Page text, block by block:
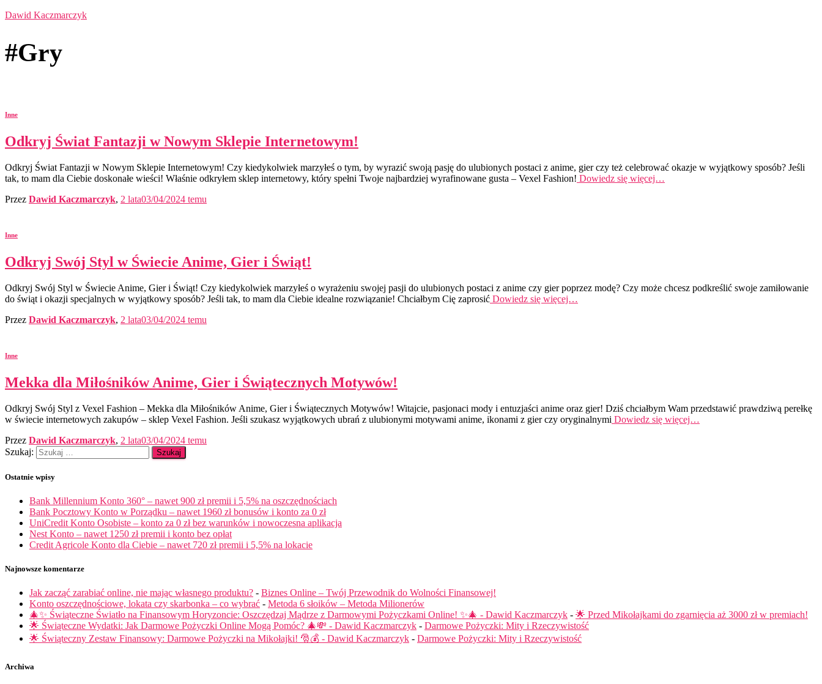
Dawid Kaczmarczyk
#Gry
Inne
Odkryj Świat Fantazji w Nowym Sklepie Internetowym!
Odkryj Świat Fantazji w Nowym Sklepie Internetowym! Czy kiedykolwiek marzyłeś o tym, by wyrazić swoją pasję do ulubionych postaci z anime, gier czy też celebrować okazje w wyjątkowy sposób? Jeśli
tak, to mam dla Ciebie doskonałe wieści! Właśnie odkryłem sklep internetowy, który spełni Twoje najbardziej wyrafinowane gusta – Vexel Fashion! Dowiedz się więcej…
Przez Dawid Kaczmarczyk, 2 lata03/04/2024 temu
Inne
Odkryj Swój Styl w Świecie Anime, Gier i Świąt!
Odkryj Swój Styl w Świecie Anime, Gier i Świąt! Czy kiedykolwiek marzyłeś o wyrażeniu swojej pasji do ulubionych postaci z anime czy gier poprzez modę? Czy może chcesz podkreślić swoje zamiłowanie
do świąt i okazji specjalnych w wyjątkowy sposób? Jeśli tak, to mam dla Ciebie idealne rozwiązanie! Chciałbym Cię zaprosić Dowiedz się więcej…
Przez Dawid Kaczmarczyk, 2 lata03/04/2024 temu
Inne
Mekka dla Miłośników Anime, Gier i Świątecznych Motywów!
Odkryj Swój Styl z Vexel Fashion – Mekka dla Miłośników Anime, Gier i Świątecznych Motywów! Witajcie, pasjonaci mody i entuzjaści anime oraz gier! Dziś chciałbym Wam przedstawić prawdziwą perełkę
w świecie internetowych zakupów – sklep Vexel Fashion. Jeśli szukasz wyjątkowych ubrań z ulubionymi motywami anime, ikonami z gier czy oryginalnymi Dowiedz się więcej…
Przez Dawid Kaczmarczyk, 2 lata03/04/2024 temu
Szukaj:
Ostatnie wpisy
Bank Millennium Konto 360° – nawet 900 zł premii i 5,5% na oszczędnościach
Bank Pocztowy Konto w Porządku – nawet 1960 zł bonusów i konto za 0 zł
UniCredit Konto Osobiste – konto za 0 zł bez warunków i nowoczesna aplikacja
Nest Konto – nawet 1250 zł premii i konto bez opłat
Credit Agricole Konto dla Ciebie – nawet 720 zł premii i 5,5% na lokacie
Najnowsze komentarze
Jak zacząć zarabiać online, nie mając własnego produktu? - Biznes Online – Twój Przewodnik do Wolności Finansowej!
Konto oszczędnościowe, lokata czy skarbonka – co wybrać - Metoda 6 słoików – Metoda Milionerów
🎄✨ Świąteczne Światło na Finansowym Horyzoncie: Oszczędzaj Mądrze z Darmowymi Pożyczkami Online! ✨🎄 - Dawid Kaczmarczyk - 🌟 Przed Mikołajkami do zgarnięcia aż 3000 zł w premiach!
🌟 Świąteczne Wydatki: Jak Darmowe Pożyczki Online Mogą Pomóc? 🎄💸 - Dawid Kaczmarczyk - Darmowe Pożyczki: Mity i Rzeczywistość
🌟 Świąteczny Zestaw Finansowy: Darmowe Pożyczki na Mikołajki! 🎅💰 - Dawid Kaczmarczyk - Darmowe Pożyczki: Mity i Rzeczywistość
Archiwa